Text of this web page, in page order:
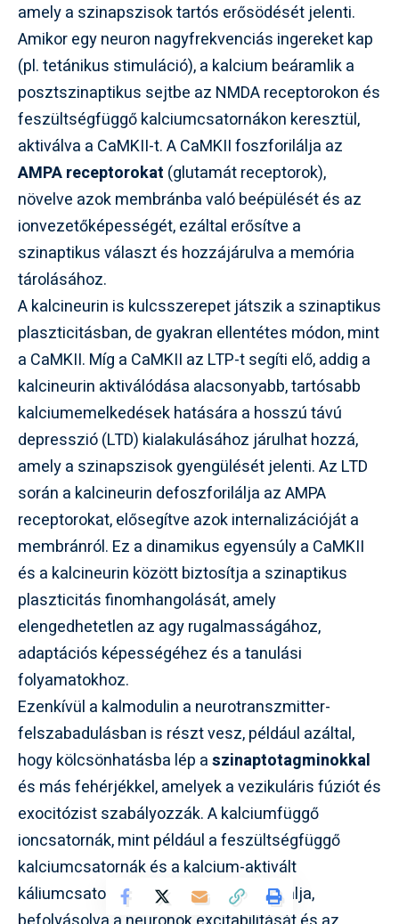
amely a szinapszisok tartós erősödését jelenti.
Amikor egy neuron nagyfrekvenciás ingereket kap
(pl. tetánikus stimuláció), a kalcium beáramlik a
posztszinaptikus sejtbe az NMDA receptorokon és
feszültségfüggő kalciumcsatornákon keresztül,
aktiválva a CaMKII-t. A CaMKII foszforilálja az
AMPA receptorokat (glutamát receptorok),
növelve azok membránba való beépülését és az
ionvezetőképességét, ezáltal erősítve a
szinaptikus választ és hozzájárulva a memória
tárolásához.
A kalcineurin is kulcsszerepet játszik a szinaptikus
plaszticitásban, de gyakran ellentétes módon, mint
a CaMKII. Míg a CaMKII az LTP-t segíti elő, addig a
kalcineurin aktiválódása alacsonyabb, tartósabb
kalciumemelkedések hatására a hosszú távú
depresszió (LTD) kialakulásához járulhat hozzá,
amely a szinapszisok gyengülését jelenti. Az LTD
során a kalcineurin defoszforilálja az AMPA
receptorokat, elősegítve azok internalizációját a
membránról. Ez a dinamikus egyensúly a CaMKII
és a kalcineurin között biztosítja a szinaptikus
plaszticitás finomhangolását, amely
elengedhetetlen az agy rugalmasságához,
adaptációs képességéhez és a tanulási
folyamatokhoz.
Ezenkívül a kalmodulin a neurotranszmitter-
felszabadulásban is részt vesz, például azáltal,
hogy kölcsönhatásba lép aszinaptotagminokkal
és más fehérjékkel, amelyek a vezikuláris fúziót és
exocitózist szabályozzák. A kalciumfüggő
ioncsatornák, mint például a feszültségfüggő
kalciumcsatornák és a kalcium-aktivált
káliumcsatornák működését is modulálja,